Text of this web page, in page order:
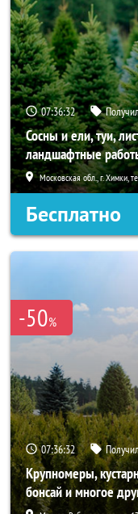
07:36:30
Сосны и ели, туи,
ландшафтные
Московская обл., г. Химки,
Бесплатно
-50%
07:36:30
Крупномеры,
бонсай и многое